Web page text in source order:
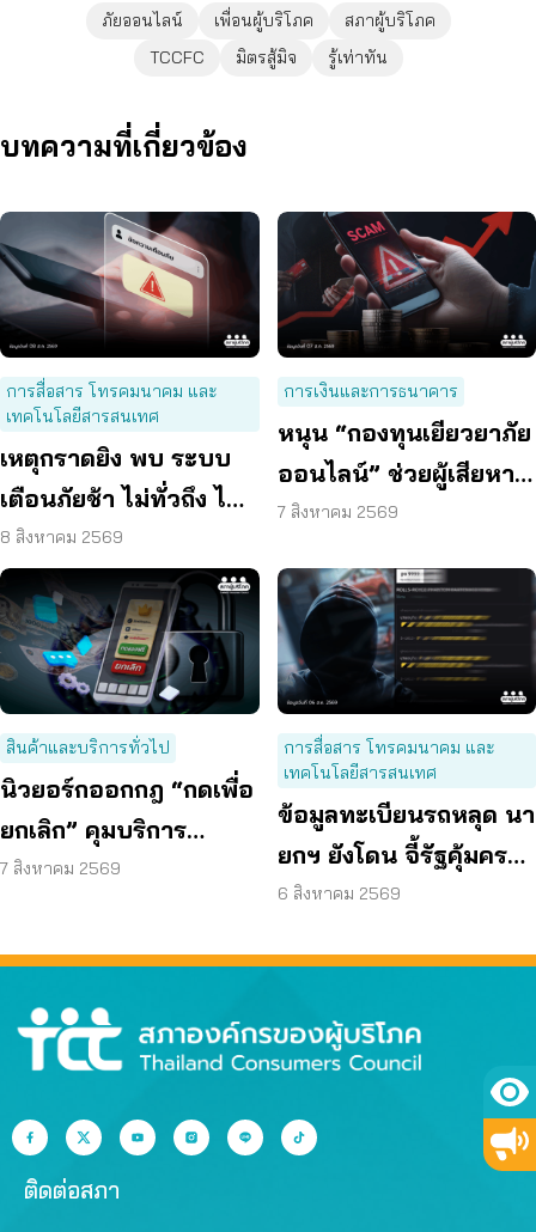
ภัยออนไลน์ เพื่อนผู้บริโภค
สภาผู้บริโภค
TCCFC
มิตรสู้มิจ รู้เท่าทัน
บทความที่เกี่ยวข้อง
การสื่อสาร โทรคมนาคม และ
เทคโนโลยีสารสนเทศ
เหตุกราดยิง พบ ระบบ
เตือนภัยช้า ไม่ทั่วถึง ไม่
ชัดเจน
8 สิงหาคม 2569
การเงินและการธนาคาร
หนุน “กองทุนเยียวยาภัย
ออนไลน์” ช่วยผู้เสียหาย
ตั้งหลักได้ รวดเร็ว ทัน
7 สิงหาคม 2569
สินค้าและบริการทั่วไป
นิวยอร์กออกกฎ “กดเพื่อ
ยกเลิก” คุมบริการ
ออนไลน์ ต่ออายุสมาชิก
7 สิงหาคม 2569
การสื่อสาร โทรคมนาคม และ
เทคโนโลยีสารสนเทศ
ข้อมูลทะเบียนรถหลุด นา
ยกฯ ยังโดน จี้รัฐคุ้มครอง
ข้อมูลส่วนบุคคล
6 สิงหาคม 2569
ติดต่อสภา